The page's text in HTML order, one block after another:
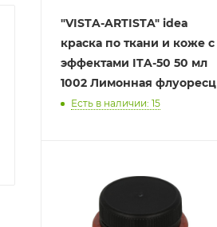
"VISTA-ARTISTA" idea
краска по ткани и коже с
эффектами ITA-50 50 мл
1002 Лимонная флуоресц
Есть в наличии: 15